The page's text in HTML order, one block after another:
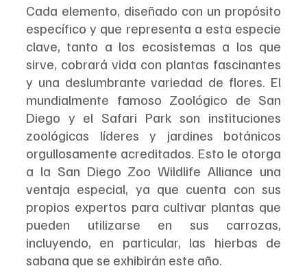
Cada elemento, diseñado con un propósito
específico y que representa a esta especie
clave, tanto a los ecosistemas a los que
sirve, cobrará vida con plantas fascinantes
y una deslumbrante variedad de flores. El
mundialmente famoso Zoológico de San
Diego y el Safari Park son instituciones
zoológicas líderes y jardines botánicos
orgullosamente acreditados. Esto le otorga
a la San Diego Zoo Wildlife Alliance una
ventaja especial, ya que cuenta con sus
propios expertos para cultivar plantas que
pueden utilizarse en sus carrozas,
incluyendo, en particular, las hierbas de
sabana que se exhibirán este año.